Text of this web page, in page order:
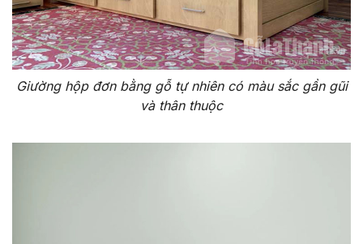
Giường hộp đơn bằng gỗ tự nhiên có màu sắc gần gũi
và thân thuộc